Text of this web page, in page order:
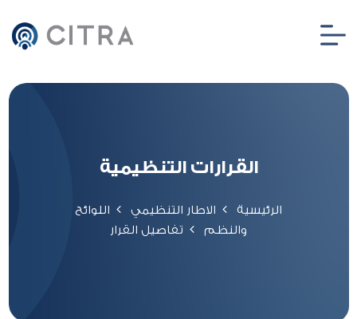
القرارات التنظيمية
الرئيسية الاطار التنظيمي
اللوائح
والنظم
تفاصيل القرار